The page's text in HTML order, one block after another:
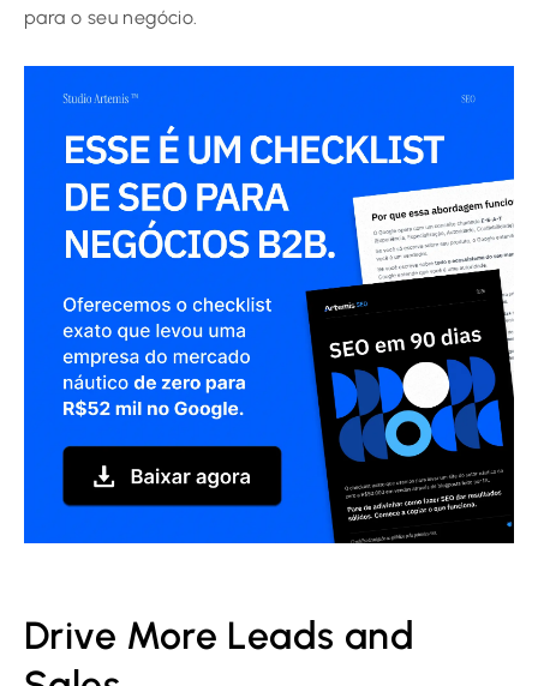
para o seu negócio.
Drive More Leads and